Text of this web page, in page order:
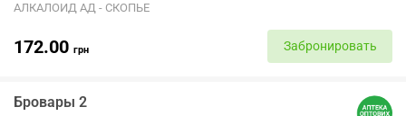
АЛКАЛОИД АД - СКОПЬЕ
172.00 грн Забронировать
Бровары 2